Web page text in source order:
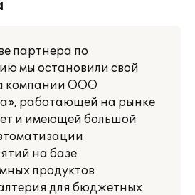
партнера по
мы остановили свой
компании ООО
работающей на рынке
и имеющей большой
на базе
продуктов
для бюджетных